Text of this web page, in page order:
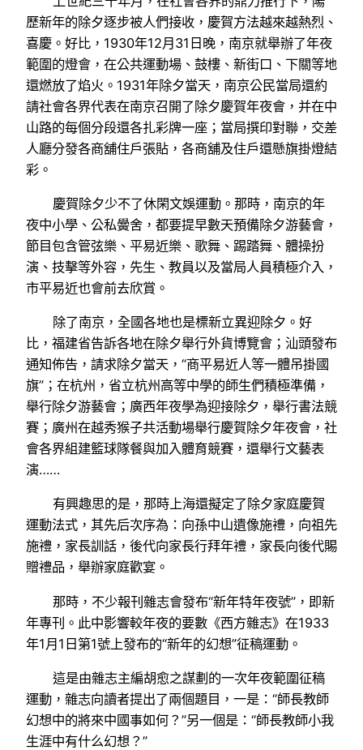
歷新年的除夕逐步被人們接收，慶賀方法越來越熱烈、
喜慶。好比，1930年12月31日晚，南京就舉辦了年夜
範圍的燈會，在公共運動場、鼓樓、新街口、下關等地
還燃放了焰火。1931年除夕當天，南京公民當局還約
請社會各界代表在南京召開了除夕慶賀年夜會，并在中
山路的每個分段還各扎彩牌一座；當局撰印對聯，交差
人廳分發各商舖住戶張貼，各商舖及住戶還懸旗掛燈結
彩。
慶賀除夕少不了休閑文娛運動。那時，南京的年
夜中小學、公私黌舍，都要提早數天預備除夕游藝會，
節目包含管弦樂、平易近樂、歌舞、踢踏舞、體操扮
演、技擊等外容，先生、教員以及當局人員積極介入，
市平易近也會前去欣賞。
除了南京，全國各地也是標新立異迎除夕。好
比，福建省告訴各地在除夕舉行外貨博覽會；汕頭發布
通知佈告，請求除夕當天，“商平易近人等一體吊掛國
旗”；在杭州，省立杭州高等中學的師生們積極準備，
舉行除夕游藝會；廣西年夜學為迎接除夕，舉行書法競
賽；廣州在越秀猴子共活動場舉行慶賀除夕年夜會，社
會各界組建籃球隊餐與加入體育競賽，還舉行文藝表
演……
有興趣思的是，那時上海還擬定了除夕家庭慶賀
運動法式，其先后次序為：向孫中山遺像施禮，向祖先
施禮，家長訓話，後代向家長行拜年禮，家長向後代賜
贈禮品，舉辦家庭歡宴。
那時，不少報刊雜志會發布“新年特年夜號”，即新
年專刊。此中影響較年夜的要數《西方雜志》在1933
年1月1日第1號上發布的“新年的幻想”征稿運動。
這是由雜志主編胡愈之謀劃的一次年夜範圍征稿
運動，雜志向讀者提出了兩個題目，一是：“師長教師
幻想中的將來中國事如何？”另一個是：“師長教師小我
生涯中有什么幻想？”